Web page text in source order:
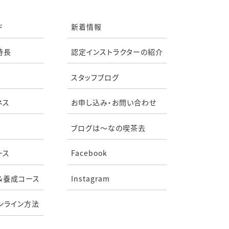
長
ス
養成コース
ライン方法
新着情報
認定インストラクターの紹介
スタッフブログ
お申し込み・お問い合わせ
ブログは〜なの喫茶去
Facebook
Instagram